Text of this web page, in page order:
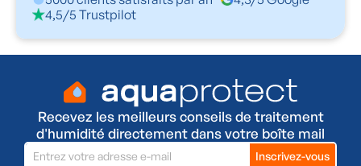
4,5/5 Trustpilot
Recevez les meilleurs conseils de traitement
d'humidité directement dans votre boîte mail